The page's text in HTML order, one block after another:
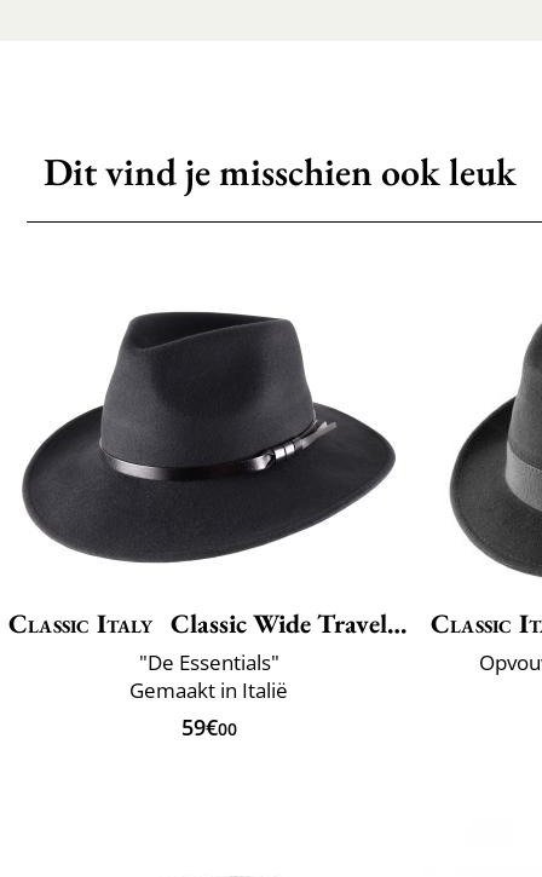
Dit vind je misschien ook leuk
Classic Italy Classic Wide Traveller
"De Essentials"
Gemaakt in Italië
59€00
Classic